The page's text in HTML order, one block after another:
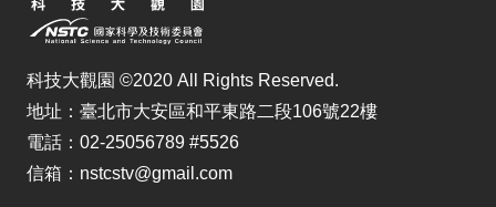
科技大觀園 ©2020 All Rights Reserved.
地址：臺北市大安區和平東路二段106號22樓
電話：02-25056789 #5526
信箱：nstcstv@gmail.com